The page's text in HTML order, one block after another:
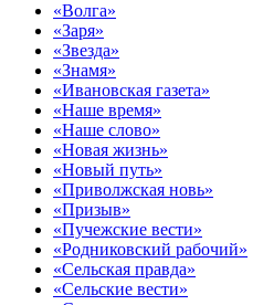
«Волга»
«Заря»
«Звезда»
«Знамя»
«Ивановская газета»
«Наше время»
«Наше слово»
«Новая жизнь»
«Новый путь»
«Приволжская новь»
«Призыв»
«Пучежские вести»
«Родниковский рабочий»
«Сельская правда»
«Сельские вести»